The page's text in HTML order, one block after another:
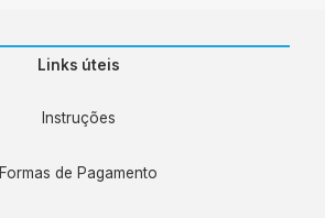
Links úteis
Instruções
Formas de Pagamento